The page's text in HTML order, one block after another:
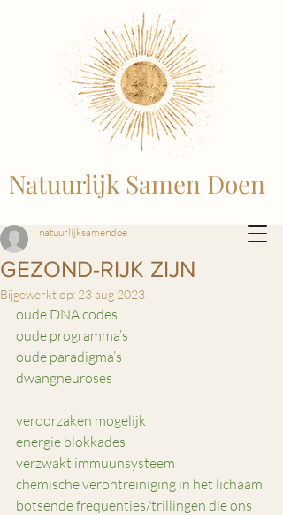
Natuurlijk Samen Doen
GEZOND-RIJK ZIJN
natuurlijksamendoe
Bijgewerkt op: 23 aug 2023
oude DNA codes
oude programma’s
oude paradigma’s
dwangneuroses
veroorzaken mogelijk
energie blokkades
verzwakt immuunsysteem
chemische verontreiniging in het lichaam
botsende frequenties/trillingen die ons